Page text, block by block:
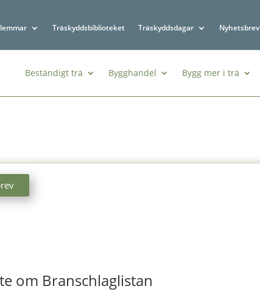
Träskyddsbiblioteket Träskyddsdagar Nyhetsbrev
Beständigt trä Bygghandel Bygg mer i trä
om Branschlaglistan